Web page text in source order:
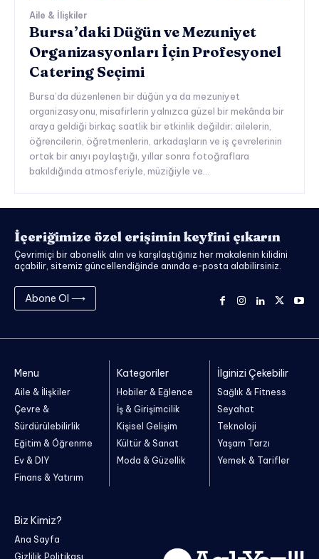
Aile & İlişkiler
Bursa’daki Düğün ve Mezuniyet
Organizasyonları İçin Profesyonel
Catering Seçimi
Bursa’da düzenlenen bir düğün ya da mezuniyet
organizasyonu, misafirlerin yalnızca güzel bir mekânda bir
araya geldiği birkaç saatlik bir etkinlik değildir; ailelerin,
öğrencilerin, öğretmenlerin, arkadaşların ve iş çevrelerinin
ortak bir anıyı paylaştığı, yıllar sonra fotoğraflara
bakıldığında atmosferiyle, müziğiyle ve...
İçeriğimize özel erişimin keyfini çıkarın
Çevrimiçi bir abonelik alın ve karşılaştığınız her makalenin kilidini
açabilir, sitemiz güncellendiğinde anında e-posta alabilirsiniz.
Abone Ol ⟶
Menu
Aile & İlişkiler
Çevre &
Sürdürülebilirlik
Eğitim & Öğrenme
Ev & DIY
Finans & Yatırım
Kategoriler
Hobiler & Eğlence
İş & Girişimcilik
Kişisel Gelişim
Kültür & Sanat
Moda & Güzellik
İlginizi Çekebilir
Sağlık & Fitness
Seyahat
Teknoloji
Yaşam Tarzı
Yemek & Tarifler
Biz Kimiz?
Ana Sayfa
Gizlilik Politikası